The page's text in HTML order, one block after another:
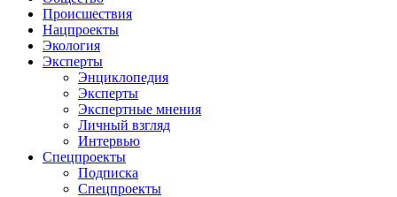
Происшествия
Нацпроекты
Экология
Эксперты
Энциклопедия
Эксперты
Экспертные мнения
Личный взгляд
Интервью
Спецпроекты
Подписка
Спецпроекты